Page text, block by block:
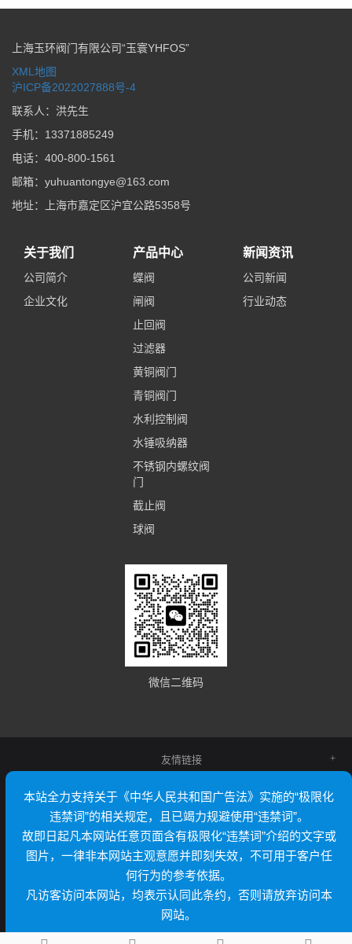
上海玉环阀门有限公司“玉寰YHFOS”
XML地图
沪ICP备2022027888号-4
联系人：洪先生
手机：13371885249
电话：400-800-1561
邮箱：yuhuantongye@163.com
地址：上海市嘉定区沪宜公路5358号
关于我们
公司简介
企业文化
产品中心
蝶阀
闸阀
止回阀
过滤器
黄铜阀门
青铜阀门
水利控制阀
水锤吸纳器
不锈钢内螺纹阀
门
截止阀
球阀
新闻资讯
公司新闻
行业动态
微信二维码
友情链接
本站全力支持关于《中华人民共和国广告法》实施的“极限化
违禁词”的相关规定，且已竭力规避使用“违禁词”。
故即日起凡本网站任意页面含有极限化“违禁词”介绍的文字或
图片，一律非本网站主观意愿并即刻失效，不可用于客户任
何行为的参考依据。
凡访客访问本网站，均表示认同此条约，否则请放弃访问本
网站。